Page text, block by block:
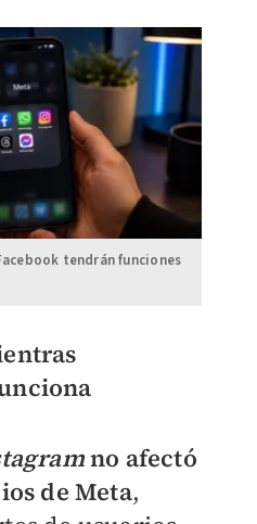
tendrán funciones
no afectó
de Meta,